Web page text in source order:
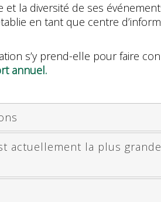
la diversité de ses
en tant que centre
s’y prend-elle pour faire
annuel.
actuellement la plus